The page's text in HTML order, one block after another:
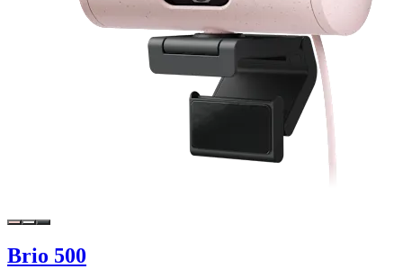
Brio 500